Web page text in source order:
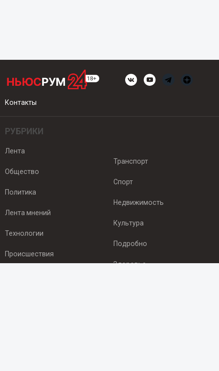
Контакты
РУБРИКИ
Лента
Общество
Политика
Лента мнений
Технологии
Происшествия
Транспорт
Спорт
Недвижимость
Культура
Подробно
Здоровье